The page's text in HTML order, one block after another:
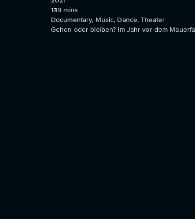
139 mins
Documentary, Music, Dance, Theater
Gehen oder bleiben? Im Jahr vor dem